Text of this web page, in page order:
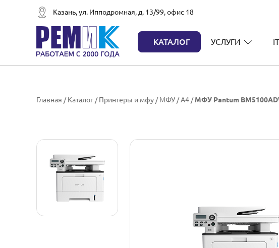
Казань, ул. Ипподромная, д. 13/99, офис 18
КАТАЛОГ УСЛУГИ
Главная /Каталог /Принтеры и мфу /МФУ /A4 /МФУ Pantum